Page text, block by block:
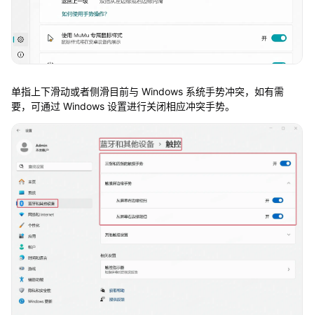
单指上下滑动或者侧滑目前与 Windows 系统手势冲突，如有需
要，可通过 Windows 设置进行关闭相应冲突手势。